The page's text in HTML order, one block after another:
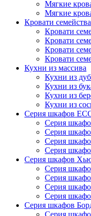
Мягкие
Мягкие
Кровати
Кровати
Кровати
Кровати
Кровати
Кухни из массива
Кухни из
Кухни из
Кухни из
Кухни из
Серия шкафов
Серия
Серия
Серия
Серия
Серия шкафов
Серия
Серия
Серия
Серия
Серия шкафов
Серия